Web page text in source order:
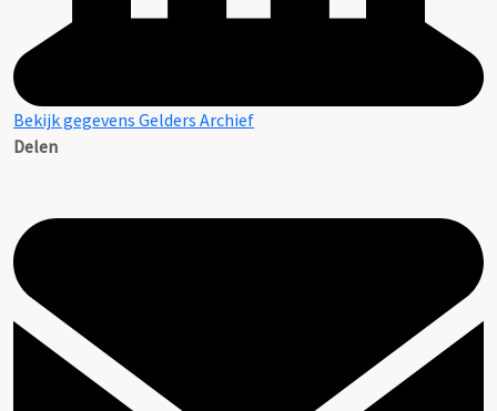
Bekijk gegevens Gelders Archief
Delen